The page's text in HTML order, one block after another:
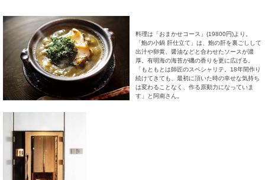
料理は「おまかせコース」(19800円)より。
「鮑の小鍋 肝仕立て」は、鮑の肝を裏ごしして
出汁や卵黄、醤油などと合わせたソースが濃
厚。有明海の海苔が磯の香りを更に広げる。
「もともとは師匠のスペシャリテ。18年間作り
続けてきても、最初に頂いた時の幸せな気持ち
は変わることなく、作る原動力になっていま
す」と阿南さん。